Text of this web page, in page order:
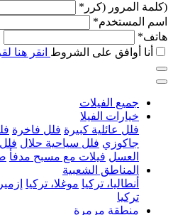
(كلمة المرور (كرر*
اسم المستخدم*
هاتف*
أنا أوافق على الشروط انقر هنا
جميع الفيلات
خيارات الفيلا
فلل عائلية كبيرة فلل فاخرة
جاكوزي فلل سياحية حلال
العسل فيلات مع مسبح مدفأ
المناطق الشعبية
أنطاليا، تركيا موغلا، تركيا
تركيا
منطقة مرمرة